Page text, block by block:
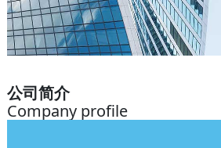
公司简介
Company profile